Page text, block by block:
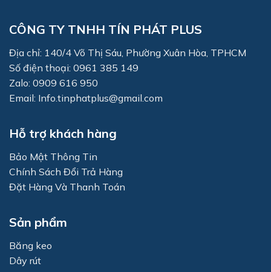
CÔNG TY TNHH TÍN PHÁT PLUS
Địa chỉ: 140/4 Võ Thị Sáu, Phường Xuân Hòa, TPHCM
Số điện thoại: 0961 385 149
Zalo: 0909 616 950
Email: Info.tinphatplus@gmail.com
Hỗ trợ khách hàng
Bảo Mật Thông Tin
Chính Sách Đổi Trả Hàng
Đặt Hàng Và Thanh Toán
Sản phẩm
Băng keo
Dây rút